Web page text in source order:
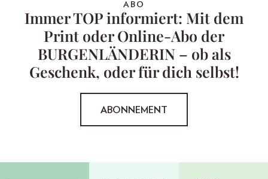
ABO
Immer TOP informiert: Mit dem
Print oder Online-Abo der
BURGENLÄNDERIN – ob als
Geschenk, oder für dich selbst!
ABONNEMENT